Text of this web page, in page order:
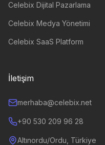
Celebix Dijital Pazarlama
Celebix Medya Yönetimi
Celebix SaaS Platform
İletişim
merhaba@celebix.net
+90 530 209 96 28
Altınordu/Ordu, Türkiye